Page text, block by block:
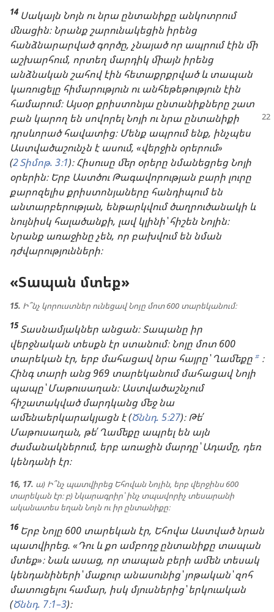
14 Սակայն Նոյն ու նրա ընտանիքը անկոտրում
մնացին։ Նրանք շարունակեցին իրենց
հանձնարարված գործը, չնայած որ ապրում էին մի
աշխարհում, որտեղ մարդիկ միայն իրենց
անձնական շահով էին հետաքրքրված և տապան
կառուցելը հիմարություն ու անհեթեթություն էին
համարում։ Այսօր քրիստոնյա ընտանիքները շատ
բան կարող են սովորել Նոյի ու նրա ընտանիքի
դրսևորած հավատից։ Մենք ապրում ենք, ինչպես
Աստվածաշունչն է ասում, «վերջին օրերում»
(2 Տիմոթ. 3։1)։ Հիսուսը մեր օրերը նմանեցրեց Նոյի
օրերին։ Երբ Աստծու Թագավորության բարի լուրը
քարոզելիս քրիստոնյաները հանդիպում են
անտարբերության, ենթարկվում ծաղրուծանակի և
նույնիսկ հալածանքի, լավ կլինի՝ հիշեն Նոյին։
Նրանք առաջինը չեն, որ բախվում են նման
դժվարությունների։
«Տապան մտեք»
15. Ի՞նչ կորուստներ ունեցավ Նոյը մոտ 600 տարեկանում։
15 Տասնամյակներ անցան։ Տապանը իր
վերջնական տեսքն էր ստանում։ Նոյը մոտ 600
տարեկան էր, երբ մահացավ նրա հայրը՝ Ղամեքըb ։
Հինգ տարի անց 969 տարեկանում մահացավ Նոյի
պապը՝ Մաթուսաղան։ Աստվածաշնչում
հիշատակված մարդկանց մեջ նա
ամենաերկարակյացն է (Ծննդ. 5։27)։ Թե՛
Մաթուսաղան, թե՛ Ղամեքը ապրել են այն
ժամանակներում, երբ առաջին մարդը՝ Ադամը, դեռ
կենդանի էր։
16, 17. ա) Ի՞նչ պատվիրեց Եհովան Նոյին, երբ վերջինս 600
տարեկան էր։ բ) Նկարագրիր՝ ինչ տպավորիչ տեսարանի
ականատես եղան Նոյն ու իր ընտանիքը։
16 Երբ Նոյը 600 տարեկան էր, Եհովա Աստված նրան
պատվիրեց. «Դու և քո ամբողջ ընտանիքը տապան
մտեք»։ Նաև ասաց, որ տապան բերի ամեն տեսակ
կենդանիների՝ մաքուր անասունից՝ յոթական՝ զոհ
մատուցելու համար, իսկ մյուսներից՝ երկուական
(Ծննդ. 7։1–3)։